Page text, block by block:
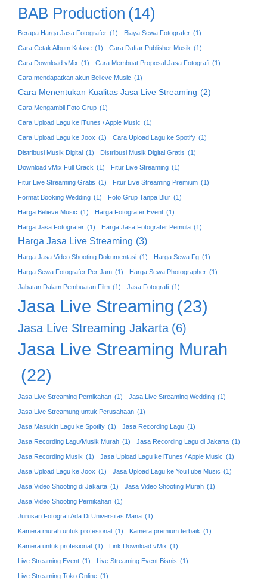
BAB Production (14)
Berapa Harga Jasa Fotografer (1) Biaya Sewa Fotografer (1)
Cara Cetak Album Kolase (1) Cara Daftar Publisher Musik (1)
Cara Download vMix (1) Cara Membuat Proposal Jasa Fotografi (1)
Cara mendapatkan akun Believe Music (1)
Cara Menentukan Kualitas Jasa Live Streaming (2)
Cara Mengambil Foto Grup (1)
Cara Upload Lagu ke iTunes / Apple Music (1)
Cara Upload Lagu ke Joox (1) Cara Upload Lagu ke Spotify (1)
Distribusi Musik Digital (1) Distribusi Musik Digital Gratis (1)
Download vMix Full Crack (1) Fitur Live Streaming (1)
Fitur Live Streaming Gratis (1) Fitur Live Streaming Premium (1)
Format Booking Wedding (1) Foto Grup Tanpa Blur (1)
Harga Believe Music (1) Harga Fotografer Event (1)
Harga Jasa Fotografer (1) Harga Jasa Fotografer Pemula (1)
Harga Jasa Live Streaming (3)
Harga Jasa Video Shooting Dokumentasi (1) Harga Sewa Fg (1)
Harga Sewa Fotografer Per Jam (1) Harga Sewa Photographer (1)
Jabatan Dalam Pembuatan Film (1) Jasa Fotografi (1)
Jasa Live Streaming (23)
Jasa Live Streaming Jakarta (6)
Jasa Live Streaming Murah
(22)
Jasa Live Streaming Pernikahan (1) Jasa Live Streaming Wedding (1)
Jasa Live Streamung untuk Perusahaan (1)
Jasa Masukin Lagu ke Spotify (1) Jasa Recording Lagu (1)
Jasa Recording Lagu/Musik Murah (1) Jasa Recording Lagu di Jakarta (1)
Jasa Recording Musik (1) Jasa Upload Lagu ke iTunes / Apple Music (1)
Jasa Upload Lagu ke Joox (1) Jasa Upload Lagu ke YouTube Music (1)
Jasa Video Shooting di Jakarta (1) Jasa Video Shooting Murah (1)
Jasa Video Shooting Pernikahan (1)
Jurusan Fotografi Ada Di Universitas Mana (1)
Kamera murah untuk profesional (1) Kamera premium terbaik (1)
Kamera untuk profesional (1) Link Download vMix (1)
Live Streaming Event (1) Live Streaming Event Bisnis (1)
Live Streaming Toko Online (1)